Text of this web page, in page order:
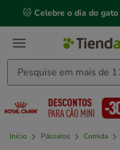
mensagem,
🐱 Celebre o dia do gato
Início Pássaros Comida